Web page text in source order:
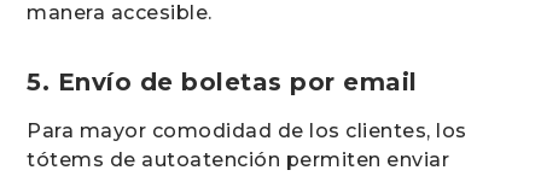
manera accesible.
5. Envío de boletas por email
Para mayor comodidad de los clientes, los
tótems de autoatención permiten enviar